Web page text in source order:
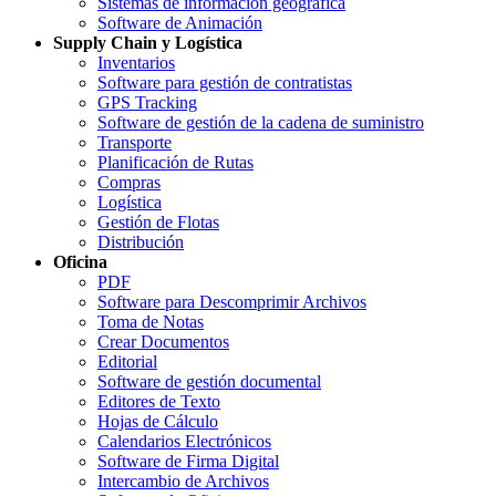
Software de Animación
Supply Chain y Logística
Inventarios
Software para gestión de contratistas
GPS Tracking
Software de gestión de la cadena de suministro
Transporte
Planificación de Rutas
Compras
Logística
Gestión de Flotas
Distribución
Oficina
PDF
Software para Descomprimir Archivos
Toma de Notas
Crear Documentos
Editorial
Software de gestión documental
Editores de Texto
Hojas de Cálculo
Calendarios Electrónicos
Software de Firma Digital
Intercambio de Archivos